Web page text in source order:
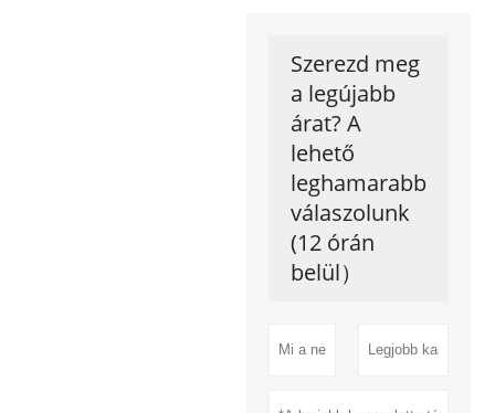
Szerezd meg
a legújabb
árat? A
lehető
leghamarabb
válaszolunk
(12 órán
belül）